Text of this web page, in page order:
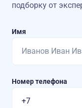
подборку от
Имя
Номер телефона